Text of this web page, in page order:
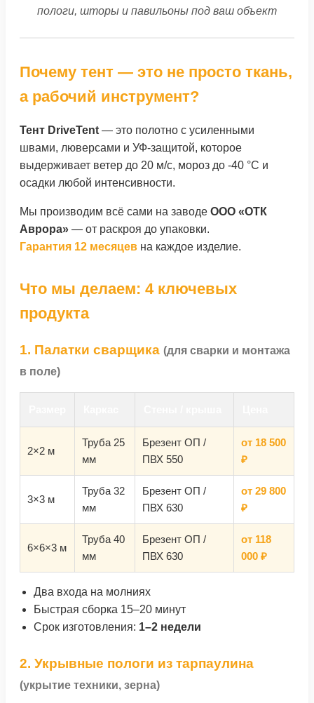
пологи, шторы и павильоны под ваш объект
Почему тент — это не просто ткань,
а рабочий инструмент?
Тент DriveTent — это полотно с усиленными
швами, люверсами и УФ-защитой, которое
выдерживает ветер до 20 м/с, мороз до -40 °C и
осадки любой интенсивности.
Мы производим всё сами на заводе ООО «ОТК
Аврора» — от раскроя до упаковки.
Гарантия 12 месяцев на каждое изделие.
Что мы делаем: 4 ключевых
продукта
1. Палатки сварщика (для сварки и монтажа
в поле)
2×2 м
Труба 25
мм
Брезент ОП /
ПВХ 550
от 18 500
₽
3×3 м
Труба 32
мм
Брезент ОП /
ПВХ 630
от 29 800
₽
6×6×3 м
Труба 40
мм
Брезент ОП /
ПВХ 630
от 118
000 ₽
Два входа на молниях
Быстрая сборка 15–20 минут
Срок изготовления: 1–2 недели
2. Укрывные пологи из тарпаулина
(укрытие техники, зерна)